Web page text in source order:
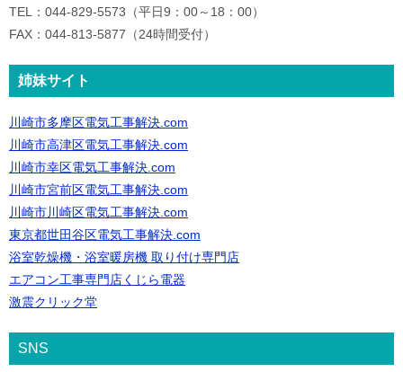
TEL：044-829-5573（平日9：00～18：00）
FAX：044-813-5877（24時間受付）
姉妹サイト
川崎市多摩区電気工事解決.com
川崎市高津区電気工事解決.com
川崎市幸区電気工事解決.com
川崎市宮前区電気工事解決.com
川崎市川崎区電気工事解決.com
東京都世田谷区電気工事解決.com
浴室乾燥機・浴室暖房機 取り付け専門店
エアコン工事専門店くじら電器
激震クリック堂
SNS